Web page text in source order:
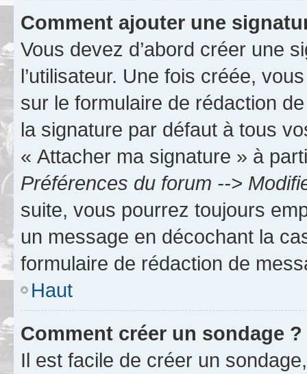
Comment ajouter une
Vous devez d’abord créer une
l’utilisateur. Une fois créée,
sur le formulaire de rédaction
la signature par défaut à tous
« Attacher ma signature » à
Préférences du forum -->
suite, vous pourrez toujours
un message en décochant la
formulaire de rédaction de
Haut
Comment créer un sondage ?
Il est facile de créer un